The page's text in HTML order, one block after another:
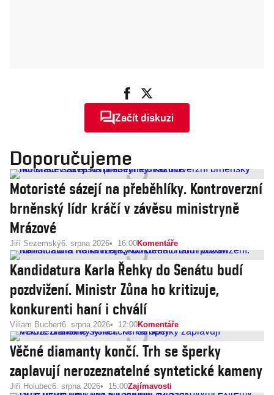
Začít diskuzi
Doporučujeme
Motoristé sázejí na přeběhlíky. Kontroverzní
brněnský lídr kráčí v závěsu ministryně
Mrázové
Jiří Sezemský6. srpna 2026 16:00Komentáře
Kandidatura Karla Řehky do Senátu budí
pozdvižení. Ministr Zůna ho kritizuje,
konkurenti haní i chválí
Viliam Buchert6. srpna 2026 12:00Komentáře
Věčné diamanty končí. Trh se šperky
zaplavují nerozeznatelné syntetické kameny
Jiří Holubec6. srpna 2026 15:00Zajímavosti